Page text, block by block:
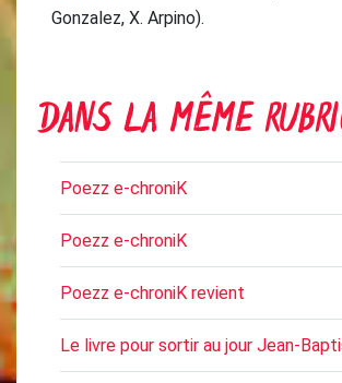
Gonzalez, X. Arpino).
DANS LA MÊME
Poezz e-chroniK
Poezz e-chroniK
Poezz e-chroniK revient
Le livre pour sortir au jour Jean-